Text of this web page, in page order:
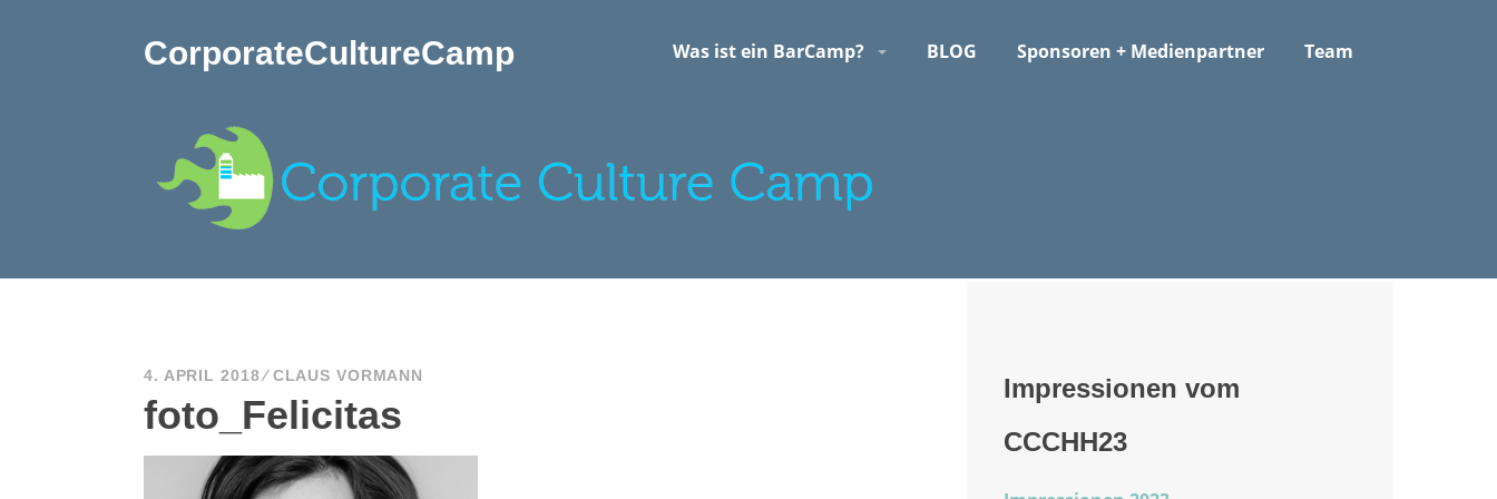
CorporateCultureCamp Was ist ein BarCamp? BLOG Sponsoren + Medienpartner Team
4. APRIL 2018 CLAUS VORMANN
foto_Felicitas
Impressionen vom
CCCHH23